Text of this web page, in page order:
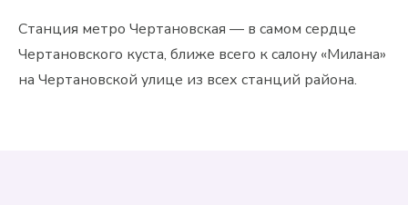
Станция метро Чертановская — в самом сердце
Чертановского куста, ближе всего к салону «Милана»
на Чертановской улице из всех станций района.